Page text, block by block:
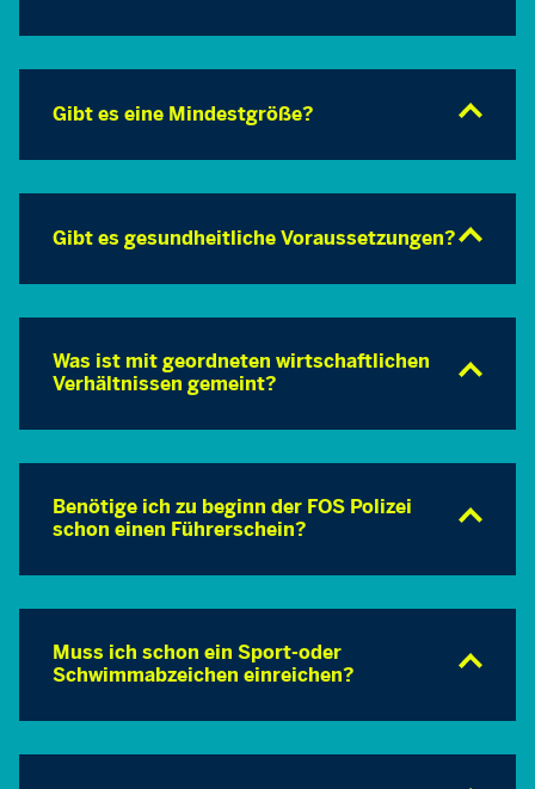
Gibt es eine Mindestgröße?
Gibt es gesundheitliche Voraussetzungen?
Was ist mit geordneten wirtschaftlichen
Verhältnissen gemeint?
Benötige ich zu beginn der FOS Polizei
schon einen Führerschein?
Muss ich schon ein Sport-oder
Schwimmabzeichen einreichen?